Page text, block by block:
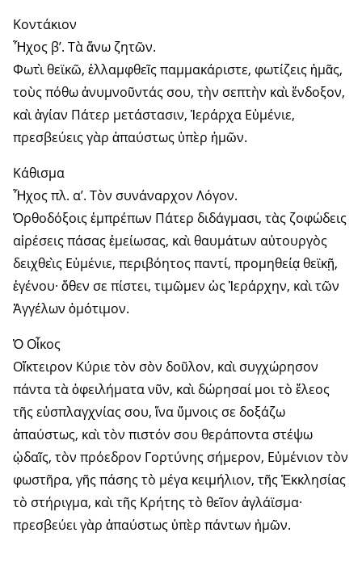
Κοντάκιον
Ἦχος β’. Τὰ ἄνω ζητῶν.
Φωτὶ θεϊκῶ, ἑλλαμφθεῖς παμμακάριστε, φωτίζεις ἠμᾶς,
τοὺς πόθω ἀνυμνοῦντάς σου, τὴν σεπτὴν καὶ ἔνδοξον,
καὶ ἁγίαν Πάτερ μετάστασιν, Ἱεράρχα Εὐμένιε,
πρεσβεύεις γὰρ ἀπαύστως ὑπὲρ ἠμῶν.
Κάθισμα
Ἦχος πλ. α’. Τὸν συνάναρχον Λόγον.
Ὀρθοδόξοις ἐμπρέπων Πάτερ διδάγμασι, τὰς ζοφώδεις
αἱρέσεις πάσας ἐμείωσας, καὶ θαυμάτων αὐτουργὸς
δειχθεὶς Εὐμένιε, περιβόητος παντί, προμηθείᾳ θεϊκῇ,
ἐγένου· ὅθεν σε πίστει, τιμῶμεν ὡς Ἱεράρχην, καὶ τῶν
Ἀγγέλων ὁμότιμον.
Ὁ Οἶκος
Οἴκτειρον Κύριε τὸν σὸν δοῦλον, καὶ συγχώρησον
πάντα τὰ ὀφειλήματα νῦν, καὶ δώρησαί μοι τὸ ἔλεος
τῆς εὐσπλαγχνίας σου, ἵνα ὕμνοις σε δοξάζω
ἀπαύστως, καὶ τὸν πιστόν σου θεράποντα στέψω
ᾠδαῖς, τὸν πρόεδρον Γορτύνης σήμερον, Εὐμένιον τὸν
φωστῆρα, γῆς πάσης τὸ μέγα κειμήλιον, τῆς Ἐκκλησίας
τὸ στήριγμα, καὶ τῆς Κρήτης τὸ θεῖον ἀγλάϊσμα·
πρεσβεύει γὰρ ἀπαύστως ὑπὲρ πάντων ἡμῶν.